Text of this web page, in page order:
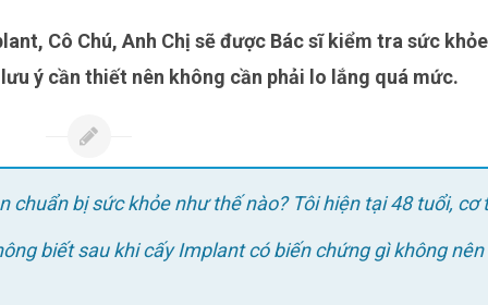
ý cần thiết nên không cần phải lo lắng quá mức.
chuẩn bị sức khỏe như thế nào? Tôi hiện tại 48 tuổi, cơ
biết sau khi cấy Implant có biến chứng gì không nên